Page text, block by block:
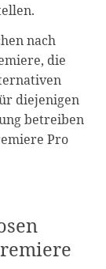
nach
die
diejenigen
betreiben
Pro